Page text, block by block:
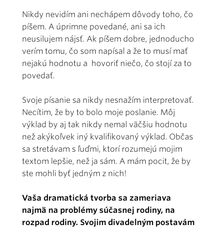
Nikdy nevidím ani nechápem dôvody toho, čo
píšem. A úprimne povedané, ani sa ich
neusilujem nájsť. Ak píšem dobre, jednoducho
verím tomu, čo som napísal a že to musí mať
nejakú hodnotu a hovoriť niečo, čo stojí za to
povedať.
Svoje písanie sa nikdy nesnažím interpretovať.
Necítim, že by to bolo moje poslanie. Môj
výklad by aj tak nikdy nemal väčšiu hodnotu
než akýkoľvek iný kvalifikovaný výklad. Občas
sa stretávam s ľuďmi, ktorí rozumejú mojim
textom lepšie, než ja sám. A mám pocit, že by
ste mohli byť jedným z nich!
Vaša dramatická tvorba sa zameriava
najmä na problémy súčasnej rodiny, na
rozpad rodiny. Svojim divadelným postavám